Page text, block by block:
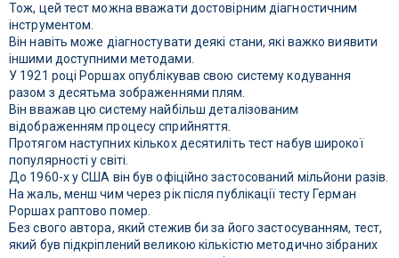
Тож, цей тест можна вважати достовірним діагностичним
інструментом.
Він навіть може діагностувати деякі стани, які важко виявити
іншими доступними методами.
У 1921 році Роршах опублікував свою систему кодування
разом з десятьма зображеннями плям.
Він вважав цю систему найбільш деталізованим
відображенням процесу сприйняття.
Протягом наступних кількох десятиліть тест набув широкої
популярності у світі.
До 1960-х у США він був офіційно застосований мільйони разів.
На жаль, менш чим через рік після публікації тесту Герман
Роршах раптово помер.
Без свого автора, який стежив би за його застосуванням, тест,
який був підкріплений великою кількістю методично зібраних